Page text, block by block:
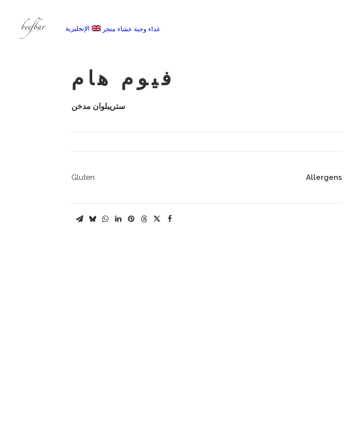
غداء وجبة عشاء متجر الإنجليزية
فيوم هام
ستريبلوان مدخن
Allergens
Gluten